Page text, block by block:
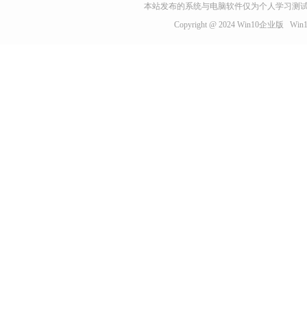
本站发布的系统与电脑软件仅为个人学习测
Copyright @ 2024 Win10企业版